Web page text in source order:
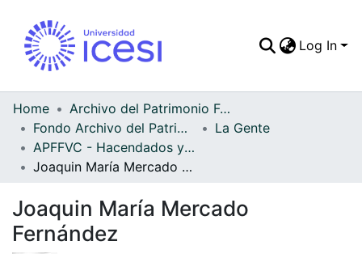
Statistics
Log In
Home
Archivo del Patrimonio Fotográfico y Fílmico del Valle del Cauca
Fondo Archivo del Patrimonio Fotográfico y Fílmico del Valle del Cauca
La Gente
APFFVC - Hacendados y Comerci - Patrimonial
Joaquin María Mercado Fernández
Joaquin María Mercado
Fernández